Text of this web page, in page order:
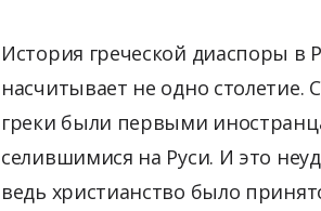
История греческой диаспоры в
насчитывает не одно столетие.
греки были первыми
селившимися на Руси. И это
ведь христианство было